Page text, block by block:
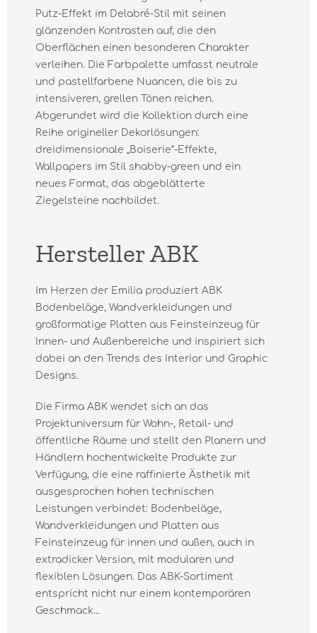
Putz-Effekt im Delabré-Stil mit seinen
glänzenden Kontrasten auf, die den
Oberflächen einen besonderen Charakter
verleihen. Die Farbpalette umfasst neutrale
und pastellfarbene Nuancen, die bis zu
intensiveren, grellen Tönen reichen.
Abgerundet wird die Kollektion durch eine
Reihe origineller Dekorlösungen:
dreidimensionale „Boiserie“-Effekte,
Wallpapers im Stil shabby-green und ein
neues Format, das abgeblätterte
Ziegelsteine nachbildet.
Hersteller ABK
Im Herzen der Emilia produziert ABK
Bodenbeläge, Wandverkleidungen und
großformatige Platten aus Feinsteinzeug für
Innen- und Außenbereiche und inspiriert sich
dabei an den Trends des Interior und Graphic
Designs.
Die Firma ABK wendet sich an das
Projektuniversum für Wohn-, Retail- und
öffentliche Räume und stellt den Planern und
Händlern hochentwickelte Produkte zur
Verfügung, die eine raffinierte Ästhetik mit
ausgesprochen hohen technischen
Leistungen verbindet: Bodenbeläge,
Wandverkleidungen und Platten aus
Feinsteinzeug für innen und außen, auch in
extradicker Version, mit modularen und
flexiblen Lösungen. Das ABK-Sortiment
entspricht nicht nur einem kontemporären
Geschmack...